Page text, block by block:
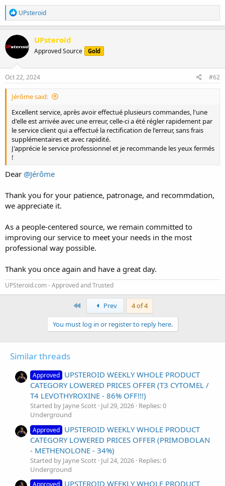
R
e
a
c
t
o
n
s
UPsteroid
UPsteroid
Approved Source Gold
Oct 22, 2024 #62
Jérôme said:
Excellent service, après avoir effectué plusieurs commandes, l'une
d'elle est arrivée avec une erreur, celle-ci a été régler rapidement par
le service client qui a effectué la rectification de l'erreur, sans frais
supplémentaires et avec rapidité.
J'apprécie le service professionnel et je recommande les yeux fermés
!
Dear @Jérôme
Thank you for your patience, patronage, and recommdation,
we appreciate it.
As a people-centered source, we remain committed to
improving our service to meet your needs in the most
professional way possible.
Thank you once again and have a great day.
UPSteroid.com - Approved and Trusted
First Prev 4 of 4
You must log in or register to reply here.
Similar threads
Approved UPSTEROID WEEKLY WHOLE PRODUCT
CATEGORY LOWERED PRICES OFFER (T3 CYTOMEL /
T4 LEVOTHYROXINE - 86% OFF!!!)
Started by Jayne Scott Jul 29, 2026 Replies: 0
Underground
Approved UPSTEROID WEEKLY WHOLE PRODUCT
CATEGORY LOWERED PRICES OFFER (PRIMOBOLAN
- METHENOLONE - 34%)
Started by Jayne Scott Jul 24, 2026 Replies: 0
Underground
Approved UPSTEROID WEEKLY WHOLE PRODUCT